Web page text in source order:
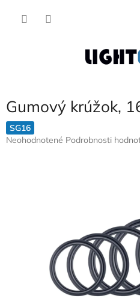
Gumový krúžok,
SG16
Priemerné
Neohodnotené Podrobnosti